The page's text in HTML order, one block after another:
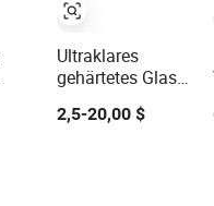
Ultraklares
gehärtetes Glas
Zertifizierung
2,5-20,00 $